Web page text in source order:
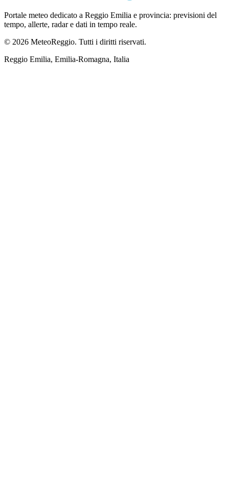
Portale meteo dedicato a Reggio Emilia e provincia: previsioni del
tempo, allerte, radar e dati in tempo reale.
© 2026 MeteoReggio. Tutti i diritti riservati.
Reggio Emilia, Emilia-Romagna, Italia